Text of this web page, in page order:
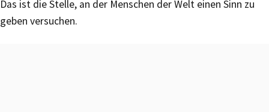
Das ist die Stelle, an der Menschen der Welt einen Sinn zu
geben versuchen.